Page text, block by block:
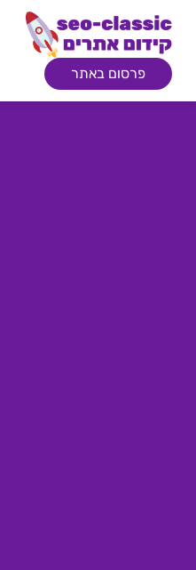
פרסום באתר